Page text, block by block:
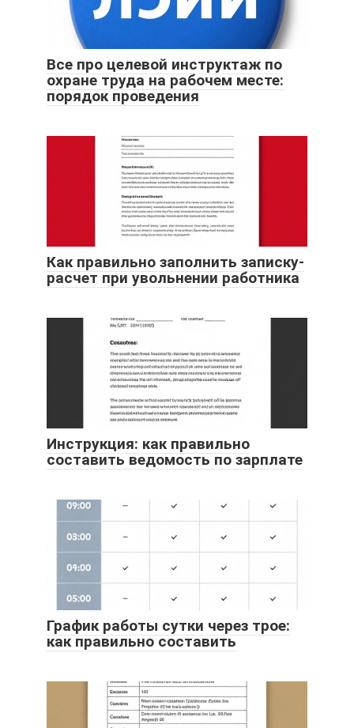
Все про целевой инструктаж по
охране труда на рабочем месте:
порядок проведения
Как правильно заполнить записку-
расчет при увольнении работника
Инструкция: как правильно
составить ведомость по зарплате
График работы сутки через трое:
как правильно составить